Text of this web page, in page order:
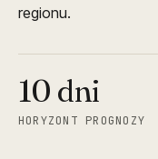
regionu.
10 dni
HORYZONT PROGNOZY